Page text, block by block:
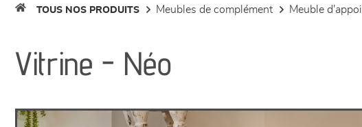
TOUS NOS PRODUITS meubles de complément meuble
Vitrine - Néo